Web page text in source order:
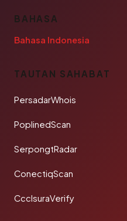
BAHASA
Bahasa Indonesia
TAUTAN SAHABAT
PersadarWhois
PoplinedScan
SerpongtRadar
ConectiqScan
CcclsuraVerify